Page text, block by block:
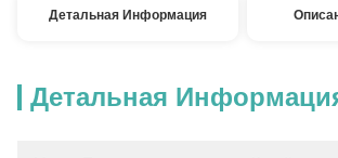
Детальная Информация
Детальная